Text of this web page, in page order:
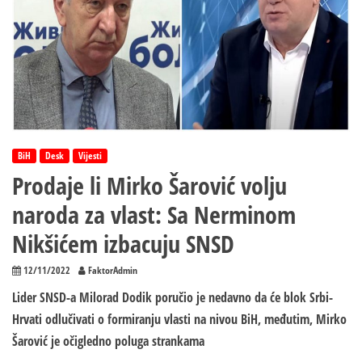
BiH Desk Vijesti
Prodaje li Mirko Šarović volju
naroda za vlast: Sa Nerminom
Nikšićem izbacuju SNSD
12/11/2022 FaktorAdmin
Lider SNSD-a Milorad Dodik poručio je nedavno da će blok Srbi-
Hrvati odlučivati o formiranju vlasti na nivou BiH, međutim, Mirko
Šarović je očigledno poluga strankama